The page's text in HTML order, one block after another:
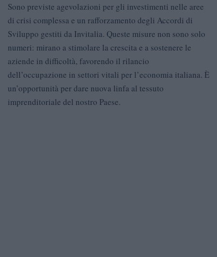
Sono previste agevolazioni per gli investimenti nelle aree
di crisi complessa e un rafforzamento degli Accordi di
Sviluppo gestiti da Invitalia. Queste misure non sono solo
numeri: mirano a stimolare la crescita e a sostenere le
aziende in difficoltà, favorendo il rilancio
dell’occupazione in settori vitali per l’economia italiana. È
un’opportunità per dare nuova linfa al tessuto
imprenditoriale del nostro Paese.